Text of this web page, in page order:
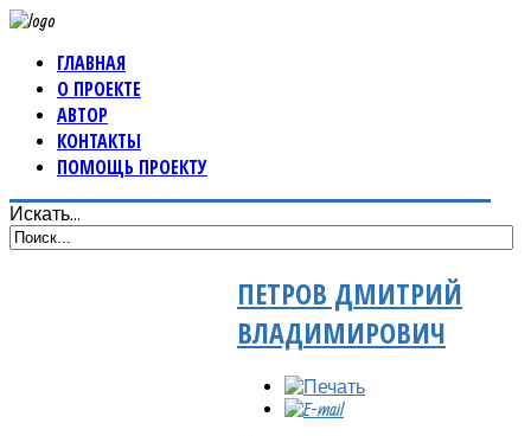
ГЛАВНАЯ
О ПРОЕКТЕ
АВТОР
КОНТАКТЫ
ПОМОЩЬ ПРОЕКТУ
Искать...
ПЕТРОВ ДМИТРИЙ
ВЛАДИМИРОВИЧ